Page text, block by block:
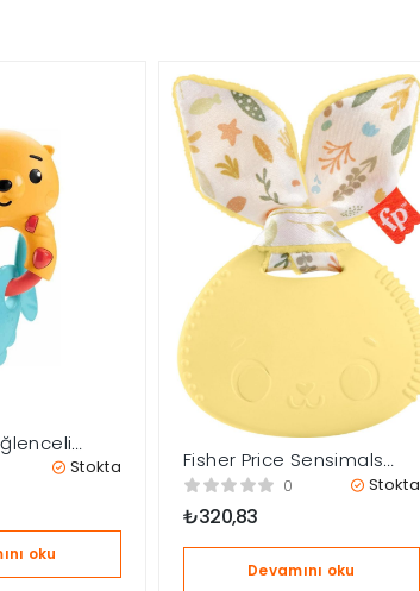
Dişlik –
Stokta
oku
Fisher Price Sensimals
Dişlik Seti Hrb22
0 Stokta
₺320,83
Devamını oku